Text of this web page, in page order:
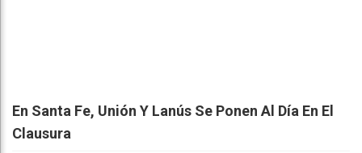
En Santa Fe, Unión Y Lanús Se Ponen Al Día En El
Clausura